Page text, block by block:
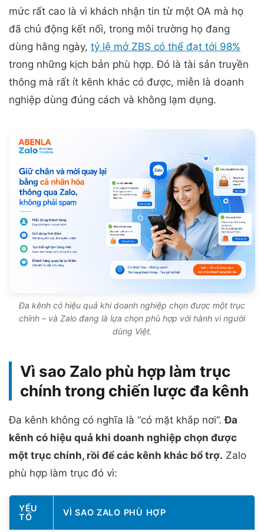
mức rất cao là vì khách nhận tin từ một OA mà họ
đã chủ động kết nối, trong môi trường họ đang
dùng hằng ngày, tỷ lệ mở ZBS có thể đạt tới 98%
trong những kịch bản phù hợp. Đó là tài sản truyền
thông mà rất ít kênh khác có được, miễn là doanh
nghiệp dùng đúng cách và không lạm dụng.
Đa kênh có hiệu quả khi doanh nghiệp chọn được một trục
chính – và Zalo đang là lựa chọn phù hợp với hành vi người
dùng Việt.
Vì sao Zalo phù hợp làm trục
chính trong chiến lược đa kênh
Đa kênh không có nghĩa là “có mặt khắp nơi”.Đa
kênh có hiệu quả khi doanh nghiệp chọn được
một trục chính, rồi để các kênh khác bổ trợ. Zalo
phù hợp làm trục đó vì:
YẾU
TỐ
VÌ SAO ZALO PHÙ HỢP